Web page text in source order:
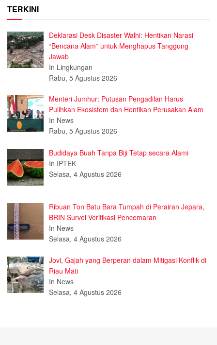
TERKINI
Deklarasi Desk Disaster Walhi: Hentikan Narasi
“Bencana Alam” untuk Menghapus Tanggung
Jawab
In Lingkungan
Rabu, 5 Agustus 2026
Menteri Jumhur: Putusan Pengadilan Harus
Pulihkan Ekosistem dan Hentikan Perusakan Alam
In News
Rabu, 5 Agustus 2026
Budidaya Buah Tanpa Biji Tetap secara Alami
In IPTEK
Selasa, 4 Agustus 2026
Ribuan Ton Batu Bara Tumpah di Perairan Jepara,
BRIN Survei Verifikasi Pencemaran
In News
Selasa, 4 Agustus 2026
Jovi, Gajah yang Berperan dalam Mitigasi Konflik di
Riau Mati
In News
Selasa, 4 Agustus 2026